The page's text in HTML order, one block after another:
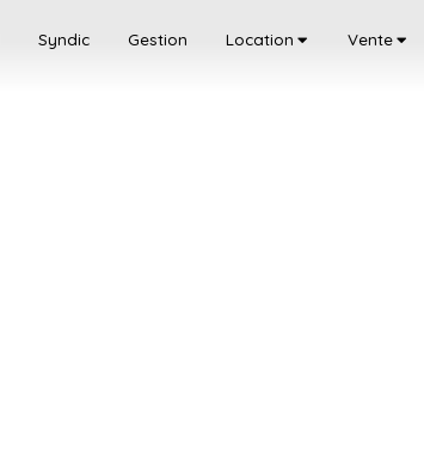
Syndic Gestion Location Vente